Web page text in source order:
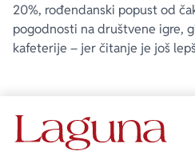
20%, rođendanski popust od
pogodnosti na društvene igre,
kafeterije – jer čitanje je još